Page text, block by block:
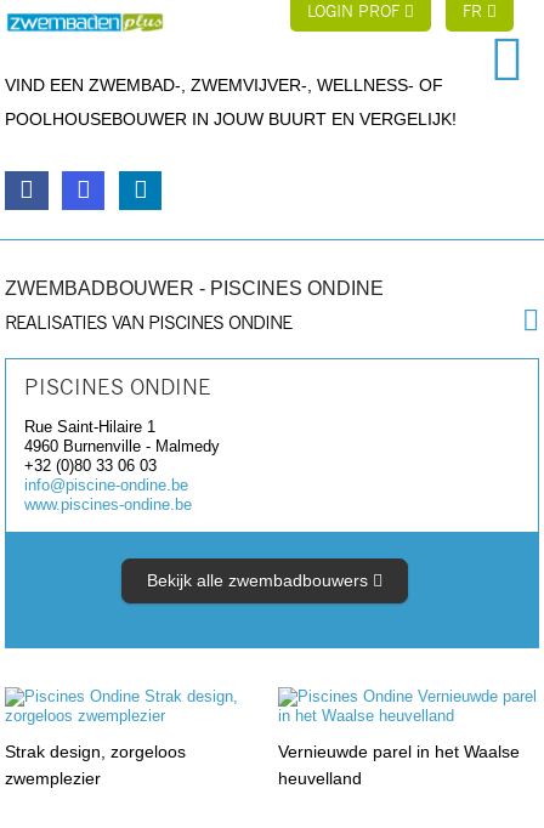
LOGIN PROF FR
VIND EEN ZWEMBAD-, ZWEMVIJVER-, WELLNESS- OF
POOLHOUSEBOUWER IN JOUW BUURT EN VERGELIJK!
ZWEMBADBOUWER - PISCINES ONDINE
REALISATIES VAN PISCINES ONDINE
PISCINES ONDINE
Rue Saint-Hilaire 1
4960 Burnenville - Malmedy
+32 (0)80 33 06 03
info@piscine-ondine.be
www.piscines-ondine.be
Bekijk alle zwembadbouwers
Strak design, zorgeloos
zwemplezier
Vernieuwde parel in het Waalse
heuvelland